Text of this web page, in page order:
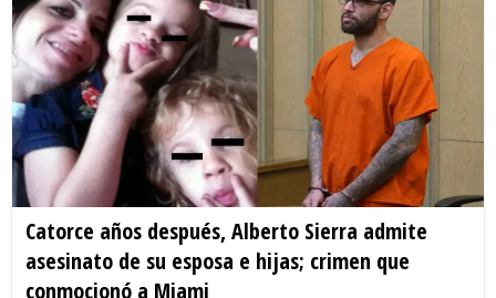
Catorce años después, Alberto Sierra admite
asesinato de su esposa e hijas; crimen que
conmocionó a Miami